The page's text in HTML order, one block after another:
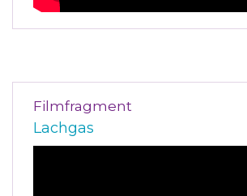
Filmfragment
Lachgas